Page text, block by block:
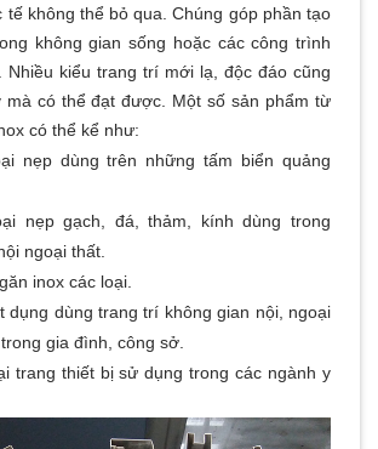
tế không thể bỏ qua. Chúng góp phần tạo
không gian sống hoặc các công trình
Nhiều kiểu trang trí mới lạ, độc đáo cũng
mà có thể đạt được. Một số sản phẩm từ
có thể kể như:
nẹp dùng trên những tấm biển quảng
nẹp gạch, đá, thảm, kính dùng trong
ngoại thất.
inox các loại.
dụng dùng trang trí không gian nội, ngoại
gia đình, công sở.
trang thiết bị sử dụng trong các ngành y